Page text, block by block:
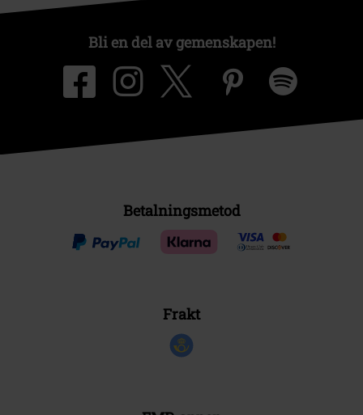
Bli en del av gemenskapen!
Betalningsmetod
Frakt